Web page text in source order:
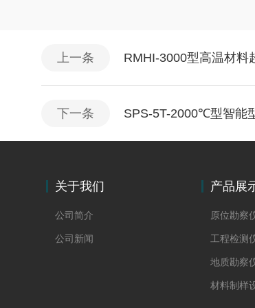
上一条 RMHI-3000型高温材料
下一条 SPS-5T-2000℃型智能
关于我们
公司简介
公司新闻
产品展
原位勘察
工程检测
地质勘察
材料制样